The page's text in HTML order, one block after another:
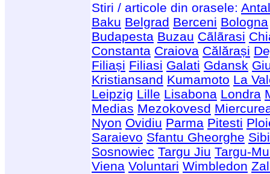
Stiri / articole din orasele:
Baku Belgrad Berceni Bologna
Budapesta Buzau Cãlãrasi
Constanta Craiova Călărași
Filiași Filiasi Galati Gdansk
Kristiansand Kumamoto La
Leipzig Lille Lisabona Londra
Medias Mezokovesd
Nyon Ovidiu Parma Pitesti
Saraievo Sfantu Gheorghe
Sosnowiec Targu Jiu Targu-
Viena Voluntari Wimbledon